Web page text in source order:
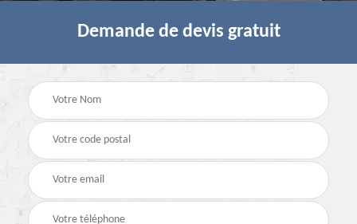
Demande de devis gratuit